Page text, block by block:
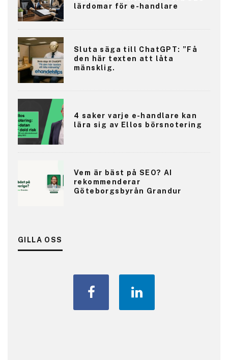
lärdomar för e-handlare
Sluta säga till ChatGPT: ”Få
den här texten att låta
mänsklig.
4 saker varje e-handlare kan
lära sig av Ellos börsnotering
Vem är bäst på SEO? AI
rekommenderar
Göteborgsbyrån Grandur
GILLA OSS